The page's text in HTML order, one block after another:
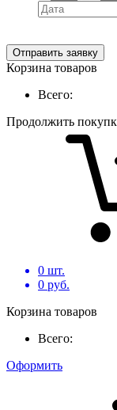
Отправить заявку
Корзина товаров
Всего:
Продолжить
0 шт.
0 руб.
Корзина товаров
Всего:
Оформить